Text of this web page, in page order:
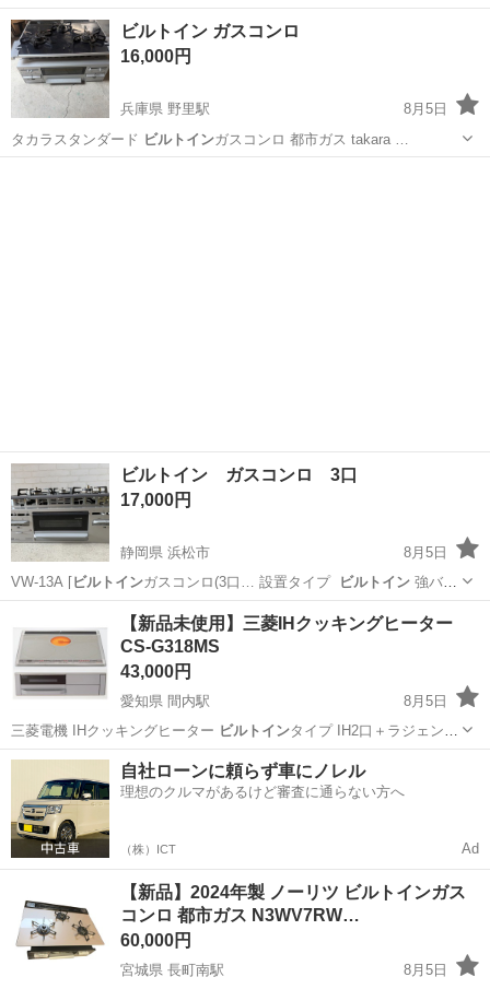
食器洗い乾燥機 …
愛知 知多郡 キッチン家電
ビルトイン ガスコンロ
16,000円
兵庫県 野里駅
8月5日
タカラスタンダード ビルトインガスコンロ 都市ガス takara …
ビルトイン ガスコンロ 3口
17,000円
静岡県 浜松市
8月5日
VW-13A [ビルトインガスコンロ(3口… 設置タイプ ビルトイン強バー
ナー位…
調理器具 ガス機器
【新品未使用】三菱IHクッキングヒーター
CS-G318MS
43,000円
愛知県 間内駅
8月5日
三菱電機 IHクッキングヒーター ビルトインタイプ IH2口＋ラジェント
ヒータ…
愛知 春日井市 間内駅 キッチン家電
自社ローンに頼らず車にノレル
理想のクルマがあるけど審査に通らない方へ
（株）ICT Ad
【新品】2024年製 ノーリツ ビルトインガス
コンロ 都市ガス N3WV7RW…
60,000円
宮城県 長町南駅
8月5日